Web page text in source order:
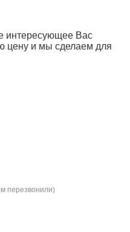
интересующее Вас
цену и мы сделаем для
перезвонили)